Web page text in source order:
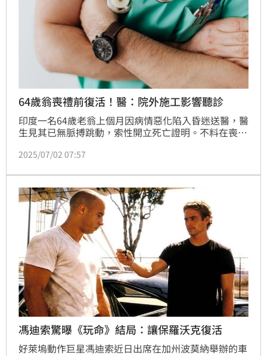
64歲翁喪禮前復活！醫：院外施工影響聽診
印度一名64歲老翁上個月因病情惡化陷入昏迷送醫，醫
生見其已無脈搏跳動，索性開立死亡證明。不料在喪禮
家醫院急救，就這樣老翁在半小時後被宣告「復活」。
辯稱是院外的施工噪音，害他聽不見心跳和脈搏。
2025/07/02 07:57
馮迪索驚曝《玩命》結局：讓保羅沃克復活
好萊塢動作巨星馮迪索近日出席在加州波莫納舉辦的車